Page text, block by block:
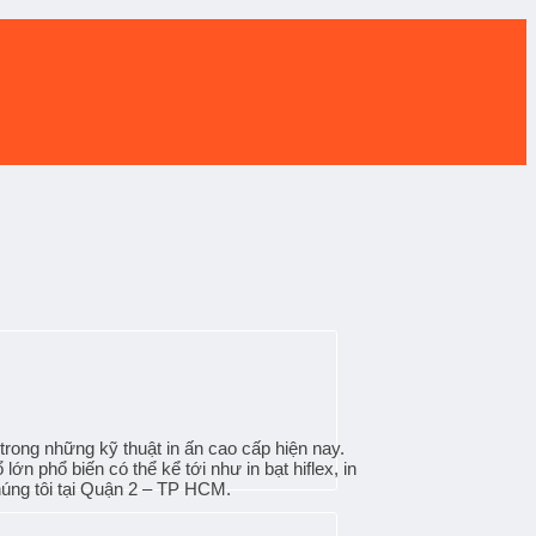
những kỹ thuật in ấn cao cấp hiện nay.
lớn phổ biến có thể kể tới như in bạt hiflex, in
tôi tại Quận 2 – TP HCM.